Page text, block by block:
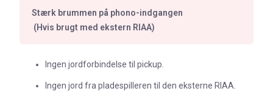
Stærk brummen på phono-indgangen
(Hvis brugt med ekstern RIAA)
Ingen jordforbindelse til pickup.
Ingen jord fra pladespilleren til den eksterne RIAA.